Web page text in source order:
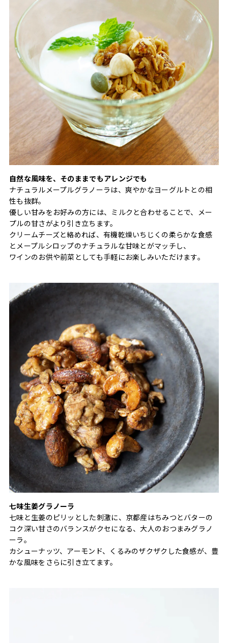
自然な風味を、そのままでもアレンジでも
ナチュラルメープルグラノーラは、爽やかなヨーグルトとの相
性も抜群。
優しい甘みをお好みの方には、ミルクと合わせることで、メー
プルの甘さがより引き立ちます。
クリームチーズと絡めれば、有機乾燥いちじくの柔らかな食感
とメープルシロップのナチュラルな甘味とがマッチし、
ワインのお供や前菜としても手軽にお楽しみいただけます。
七味生姜グラノーラ
七味と生姜のピリッとした刺激に、京都産はちみつとバターの
コク深い甘さのバランスがクセになる、大人のおつまみグラノ
ーラ。
カシューナッツ、アーモンド、くるみのザクザクした食感が、豊
かな風味をさらに引き立てます。